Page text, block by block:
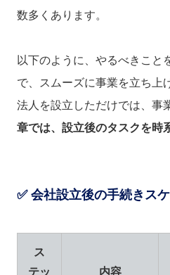
数多くあります。
以下のように、やるべきこと
で、スムーズに事業を立ち上
法人を設立しただけでは、事
章では、設立後のタスクを時
✅ 会社設立後の手続きス
ス
テッ
内容